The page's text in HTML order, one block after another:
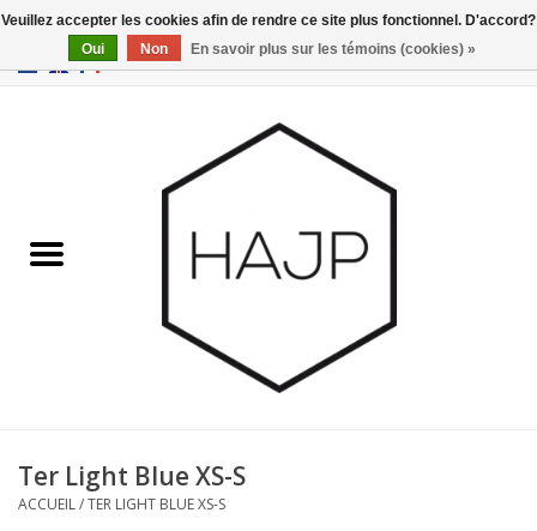
EUR/GBP 0 Articles - €0,00
Gadgets
Ter Light Blue XS-S
ACCUEIL/TER LIGHT BLUE XS-S
Veuillez accepter les cookies afin de rendre ce site plus fonctionnel. D'accord?
Oui
Non En savoir plus sur les témoins (cookies) »